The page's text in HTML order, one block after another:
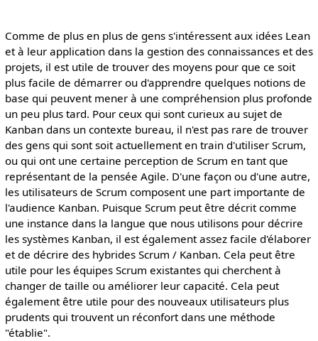
Comme de plus en plus de gens s'intéressent aux idées Lean
et à leur application dans la gestion des connaissances et des
projets, il est utile de trouver des moyens pour que ce soit
plus facile de démarrer ou d'apprendre quelques notions de
base qui peuvent mener à une compréhension plus profonde
un peu plus tard. Pour ceux qui sont curieux au sujet de
Kanban dans un contexte bureau, il n'est pas rare de trouver
des gens qui sont soit actuellement en train d'utiliser Scrum,
ou qui ont une certaine perception de Scrum en tant que
représentant de la pensée Agile. D'une façon ou d'une autre,
les utilisateurs de Scrum composent une part importante de
l'audience Kanban. Puisque Scrum peut être décrit comme
une instance dans la langue que nous utilisons pour décrire
les systèmes Kanban, il est également assez facile d'élaborer
et de décrire des hybrides Scrum / Kanban. Cela peut être
utile pour les équipes Scrum existantes qui cherchent à
changer de taille ou améliorer leur capacité. Cela peut
également être utile pour des nouveaux utilisateurs plus
prudents qui trouvent un réconfort dans une méthode
"établie".